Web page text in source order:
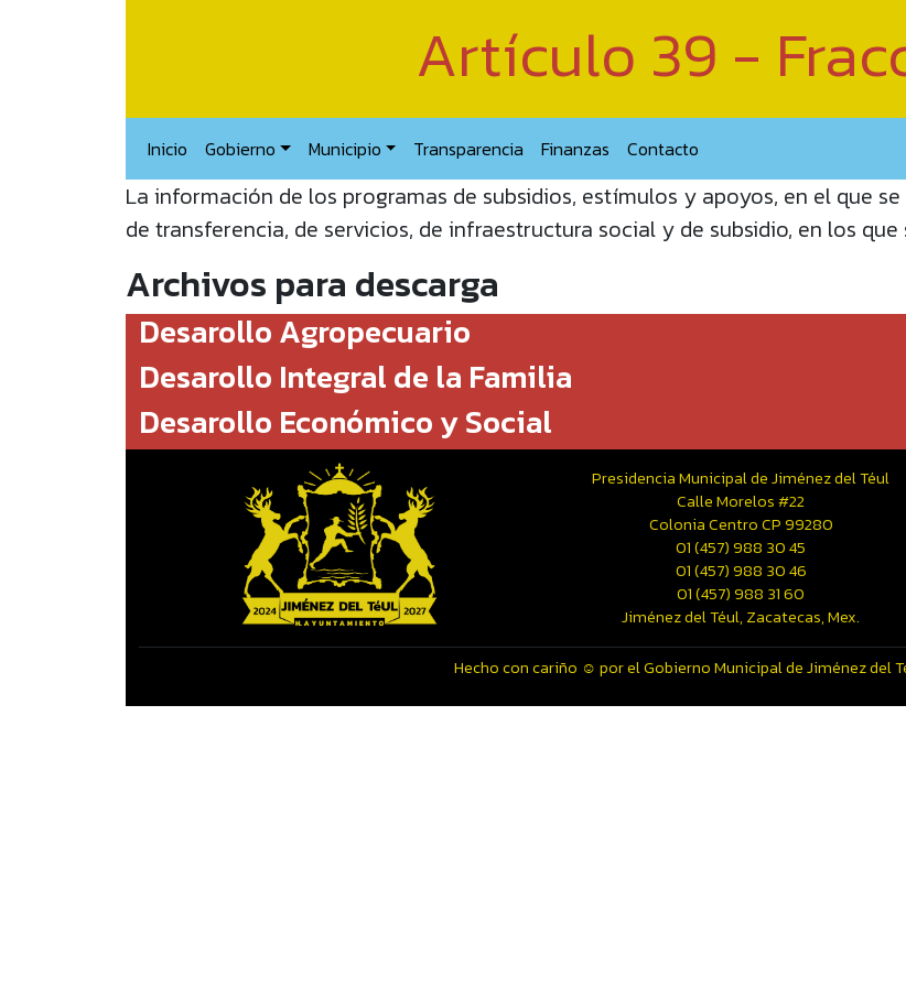
Artículo 39 -
Inicio Gobierno Municipio Transparencia Finanzas Contacto
La información de los programas de subsidios, estímulos y apoyos, en el que
de transferencia, de servicios, de infraestructura social y de subsidio, en los
Archivos para descarga
Desarollo Agropecuario
Desarollo Integral de la Familia
Desarollo Económico y Social
Presidencia Municipal de Jiménez del Téul
Calle Morelos #22
Colonia Centro CP 99280
01 (457) 988 30 45
01 (457) 988 30 46
01 (457) 988 31 60
Jiménez del Téul, Zacatecas, Mex.
Hecho con cariño ☺️ por el Gobierno Municipal de Jiménez del